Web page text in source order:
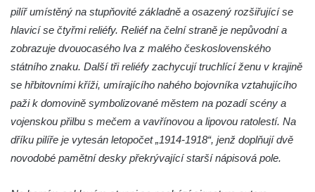
Kenotaf Heinricha Klause na hřbitově v
Dolním Podluží
Kenotaf Josefa Stolle na hřbitově v Dolním
Podluží
Pomník obětem 1. světové války na
židovském hřbitově v Mostě
pilíř umístěný na stupňovité základně a osazený rozšiřující se
hlavicí se čtyřmi reliéfy. Reliéf na čelní straně je nepůvodní a
zobrazuje dvouocasého lva z malého československého
státního znaku. Další tři reliéfy zachycují truchlící ženu v krajině
se hřbitovními kříži, umírajícího nahého bojovníka vztahujícího
paži k domovině symbolizované městem na pozadí scény a
vojenskou přilbu s mečem a vavřínovou a lipovou ratolestí. Na
dříku pilíře je vytesán letopočet „1914-1918“, jenž doplňují dvě
novodobé pamětní desky překrývající starší nápisová pole.